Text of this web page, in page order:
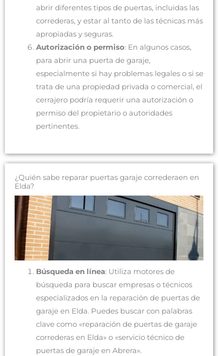
abrir diferentes tipos de puertas, incluidas las
correderas, y estar al tanto de las técnicas más
apropiadas y seguras.
Autorización o permiso: En algunos casos,
para abrir una puerta de garaje,
especialmente si hay problemas legales o si se
trata de una propiedad privada o comercial, el
cerrajero podría requerir una autorización o
permiso del propietario o autoridades
pertinentes.
¿Quién sabe reparar puertas garaje correderaen en
Elda?
Búsqueda en línea: Utiliza motores de
búsqueda para buscar empresas o técnicos
especializados en la reparación de puertas de
garaje en Elda. Puedes buscar con palabras
clave como «reparación de puertas de garaje
correderas en Elda» o «servicio técnico de
puertas de garaje en Abrera».